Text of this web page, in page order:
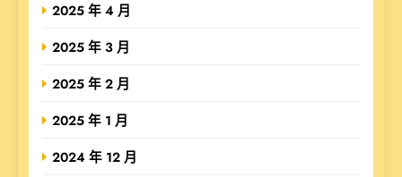
2025 年 4 月
2025 年 3 月
2025 年 2 月
2025 年 1 月
2024 年 12 月